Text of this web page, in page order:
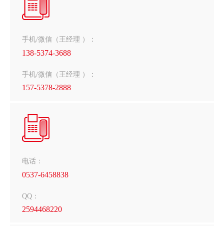
手机/微信（王经理 ）：
138-5374-3688
手机/微信（王经理 ）：
157-5378-2888
电话：
0537-6458838
QQ：
2594468220